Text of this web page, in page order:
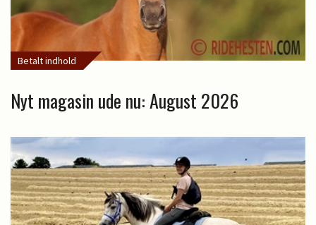
Betalt indhold
Nyt magasin ude nu: August 2026